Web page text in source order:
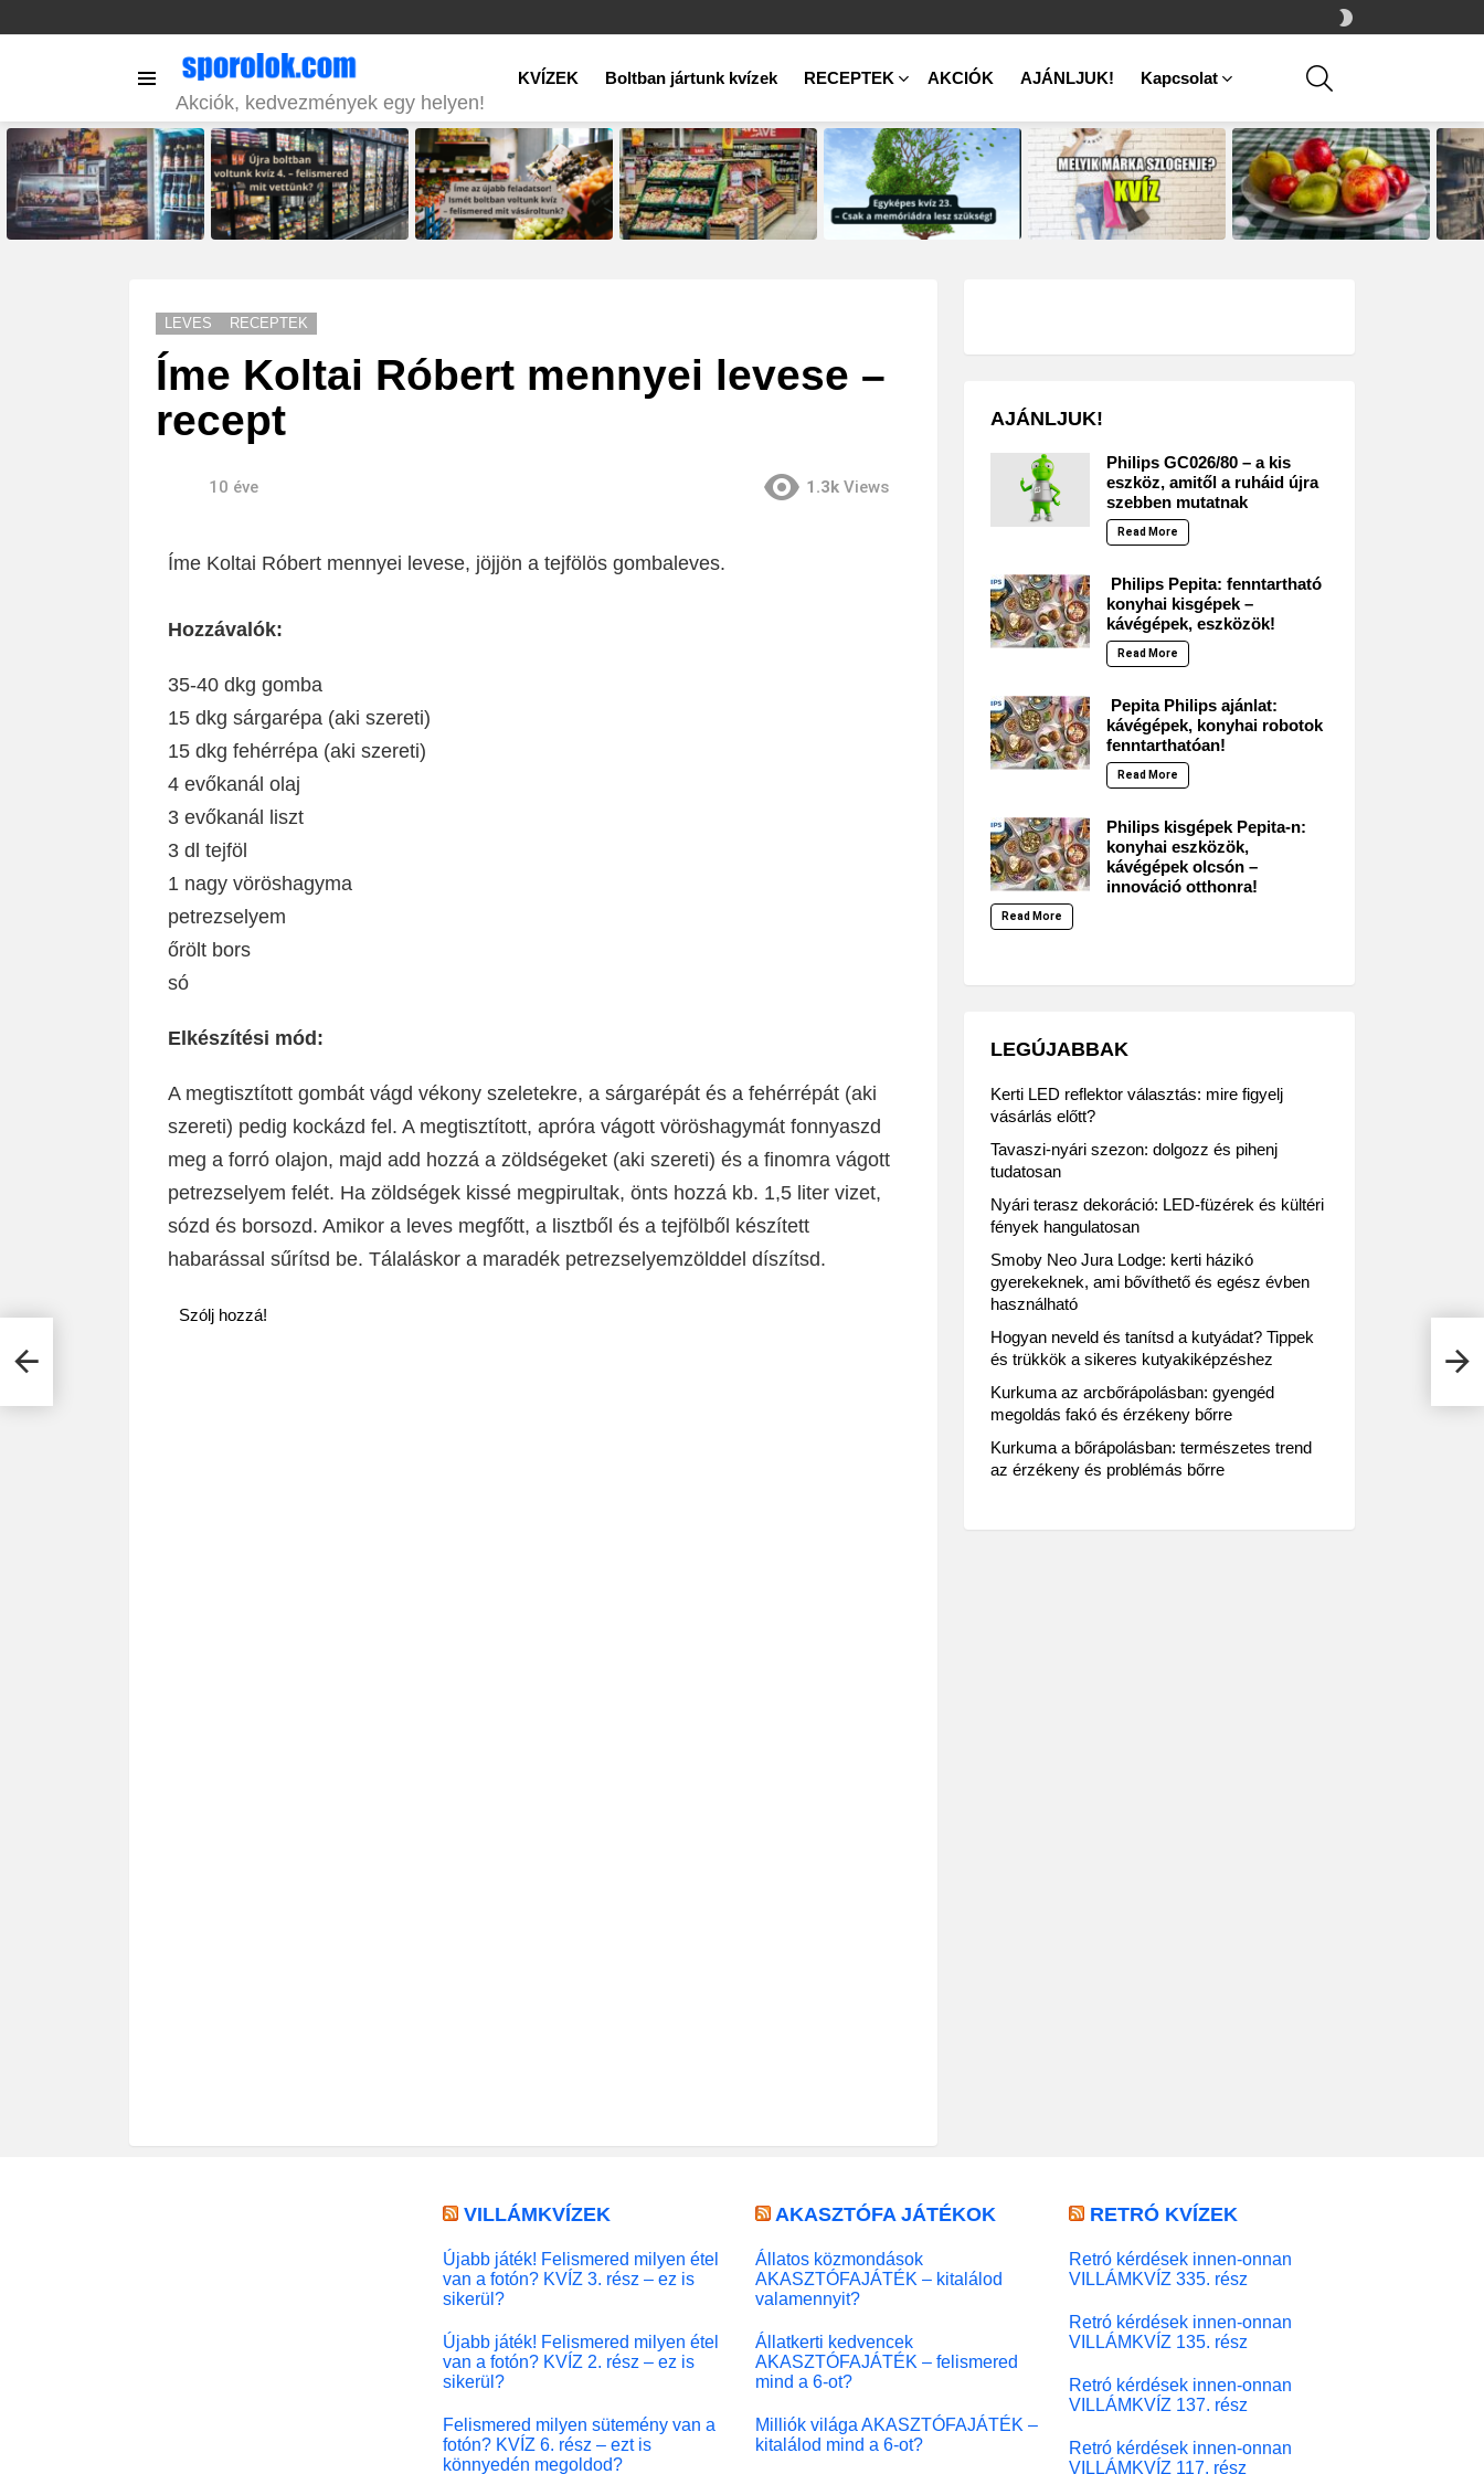
SKIN
Akciók, kedvezmények egy helyen!
KVÍZEK Boltban jártunk kvízek RECEPTEK AKCIÓK AJÁNLJUK! Kapcsolat
STORIES
LEVES RECEPTEK
Íme Koltai Róbert mennyei levese –
recept
10 éve 1.3k Views
Íme Koltai Róbert mennyei levese, jöjjön a tejfölös gombaleves.
Hozzávalók:
35-40 dkg gomba
15 dkg sárgarépa (aki szereti)
15 dkg fehérrépa (aki szereti)
4 evőkanál olaj
3 evőkanál liszt
3 dl tejföl
1 nagy vöröshagyma
petrezselyem
őrölt bors
só
Elkészítési mód:
A megtisztított gombát vágd vékony szeletekre, a sárgarépát és a fehérrépát (aki
szereti) pedig kockázd fel. A megtisztított, apróra vágott vöröshagymát fonnyaszd
meg a forró olajon, majd add hozzá a zöldségeket (aki szereti) és a finomra vágott
petrezselyem felét. Ha zöldségek kissé megpirultak, önts hozzá kb. 1,5 liter vizet,
sózd és borsozd. Amikor a leves megfőtt, a lisztből és a tejfölből készített
habarással sűrítsd be. Tálaláskor a maradék petrezselyemzölddel díszítsd.
Szólj hozzá!
Íme
AJÁNLJUK!
Philips GC026/80 – a kis
eszköz, amitől a ruháid újra
szebben mutatnak
Read More
Philips Pepita: fenntartható
konyhai kisgépek –
kávégépek, eszközök!
Read More
Pepita Philips ajánlat:
kávégépek, konyhai robotok
fenntarthatóan!
Read More
Philips kisgépek Pepita-n:
konyhai eszközök,
kávégépek olcsón –
innováció otthonra!
Read More
LEGÚJABBAK
Kerti LED reflektor választás: mire figyelj
vásárlás előtt?
Tavaszi-nyári szezon: dolgozz és pihenj
tudatosan
Nyári terasz dekoráció: LED-füzérek és kültéri
fények hangulatosan
Smoby Neo Jura Lodge: kerti házikó
gyerekeknek, ami bővíthető és egész évben
használható
Hogyan neveld és tanítsd a kutyádat? Tippek
és trükkök a sikeres kutyakiképzéshez
Kurkuma az arcbőrápolásban: gyengéd
megoldás fakó és érzékeny bőrre
Kurkuma a bőrápolásban: természetes trend
az érzékeny és problémás bőrre
VILLÁMKVÍZEK
Újabb játék! Felismered milyen étel
van a fotón? KVÍZ 3. rész – ez is
sikerül?
Újabb játék! Felismered milyen étel
van a fotón? KVÍZ 2. rész – ez is
sikerül?
Felismered milyen sütemény van a
fotón? KVÍZ 6. rész – ezt is
könnyedén megoldod?
AKASZTÓFA JÁTÉKOK
Állatos közmondások
AKASZTÓFAJÁTÉK – kitalálod
valamennyit?
Állatkerti kedvencek
AKASZTÓFAJÁTÉK – felismered
mind a 6-ot?
Milliók világa AKASZTÓFAJÁTÉK –
kitalálod mind a 6-ot?
RETRÓ KVÍZEK
Retró kérdések innen-onnan
VILLÁMKVÍZ 335. rész
Retró kérdések innen-onnan
VILLÁMKVÍZ 135. rész
Retró kérdések innen-onnan
VILLÁMKVÍZ 137. rész
Retró kérdések innen-onnan
VILLÁMKVÍZ 117. rész